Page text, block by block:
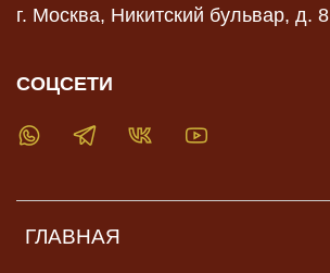
ГЛАВНАЯ
г. Москва, Никитский бульвар, д. 8
СОЦСЕТИ